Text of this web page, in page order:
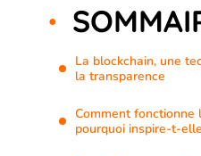
La blockchain, une
la transparence
Comment fonctionne
pourquoi inspire-t-